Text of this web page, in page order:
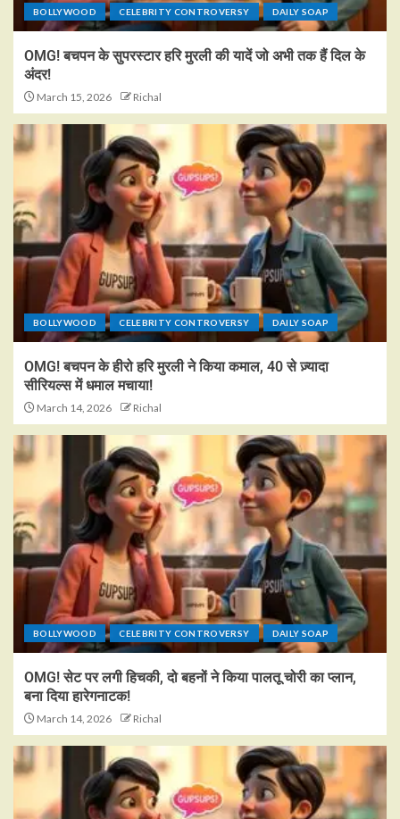
BOLLYWOOD CELEBRITY CONTROVERSY DAILY SOAP
OMG! बचपन के सुपरस्टार हरि मुरली की यादें जो अभी तक हैं दिल के
अंदर!
March 15, 2026 Richal
BOLLYWOOD CELEBRITY CONTROVERSY DAILY SOAP
OMG! बचपन के हीरो हरि मुरली ने किया कमाल, 40 से ज़्यादा
सीरियल्स में धमाल मचाया!
March 14, 2026 Richal
BOLLYWOOD CELEBRITY CONTROVERSY DAILY SOAP
OMG! सेट पर लगी हिचकी, दो बहनों ने किया पालतू चोरी का प्लान,
बना दिया हारेगनाटक!
March 14, 2026 Richal